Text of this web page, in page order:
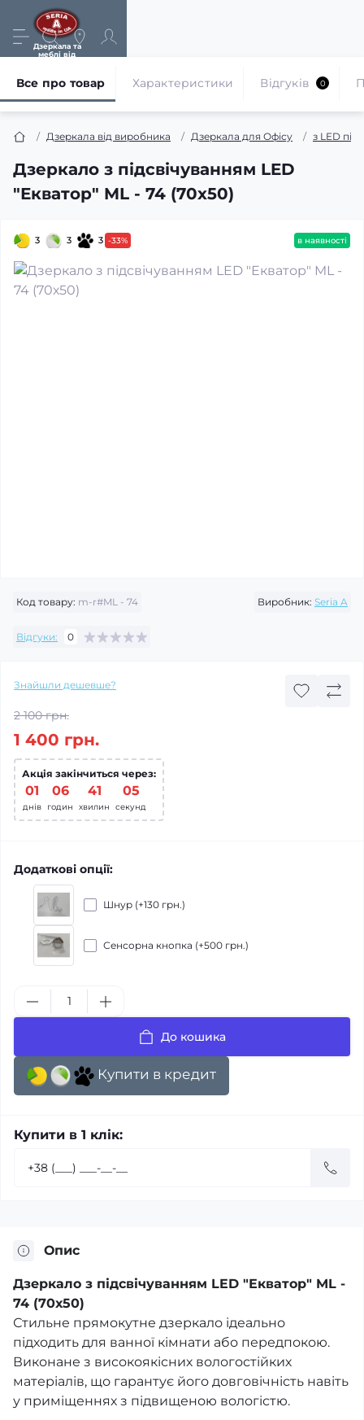
Дзеркала та
меблі від
Дзеркала від виробника Дзеркала для Офісу з LED
Дзеркало з підсвічуванням LED
"Екватор" ML - 74 (70х50)
Все про товар Характеристики Відгуків 0
3 3 3 -33% в наявності
Код товару: m-r#ML - 74 Виробник: Seria A
Відгуки: 0
Знайшли дешевше?
2 100 грн.
1 400 грн.
Акція закінчиться через:
01
днів
06
годин
41
хвилин
04
секунд
Додаткові опції:
Шнур (+130 грн.)
Сенсорна кнопка (+500 грн.)
До кошика
Купити в кредит
Купити в 1 клік:
Опис
Дзеркало з підсвічуванням LED "Екватор" ML -
74 (70х50)
Стильне прямокутне дзеркало ідеально
підходить для ванної кімнати або передпокою.
Виконане з високоякісних вологостійких
матеріалів, що гарантує його довговічність навіть
у приміщеннях з підвищеною вологістю.